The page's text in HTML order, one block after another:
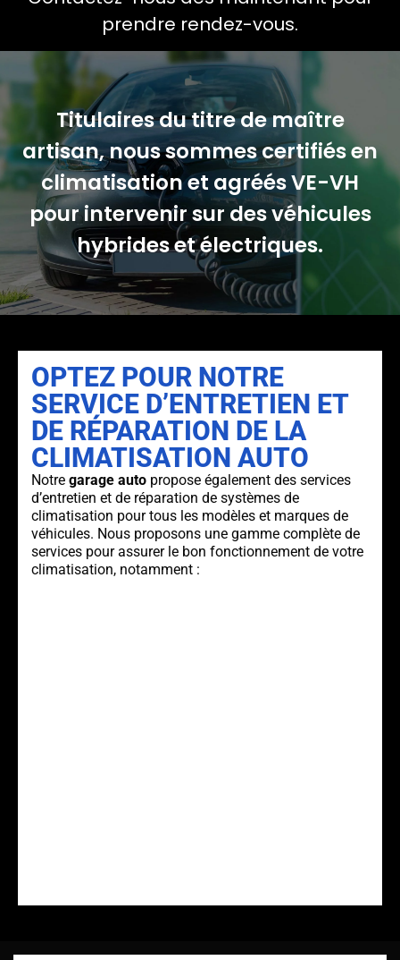
prendre rendez-vous.
Titulaires du titre de maître
artisan, nous sommes certifiés en
climatisation et agréés VE-VH
pour intervenir sur des véhicules
hybrides et électriques.
OPTEZ POUR NOTRE
SERVICE D’ENTRETIEN ET
DE RÉPARATION DE LA
CLIMATISATION AUTO
Notre garage auto propose également des services
d’entretien et de réparation de systèmes de
climatisation pour tous les modèles et marques de
véhicules. Nous proposons une gamme complète de
services pour assurer le bon fonctionnement de votre
climatisation, notamment :